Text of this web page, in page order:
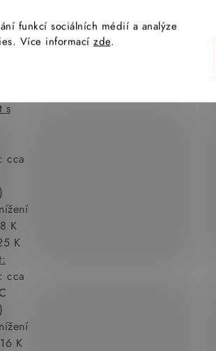
funkcí sociálních médií a analýze
Více informací zde.
s
cca
K
K
cca
K